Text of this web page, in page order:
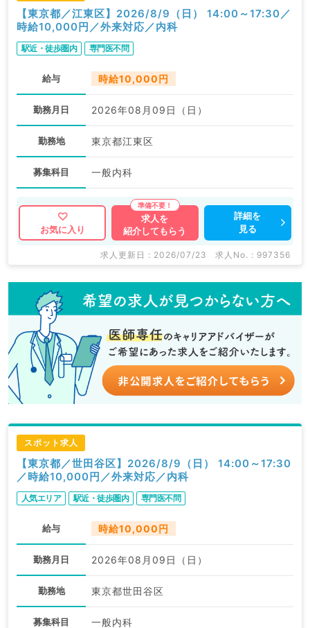
【東京都／江東区】2026/8/9（日） 14:00～17:30／
時給10,000円／外来対応／内科
駅近・徒歩圏内 専門医不問
給与 時給10,000円
勤務月日 2026年08月09日（日）
勤務地 東京都江東区
募集科目 一般内科
お気に入り
求人を
紹介してもらう
詳細を
見る
求人更新日 : 2026/07/23 求人No. : 997356
スポット求人
【東京都／世田谷区】2026/8/9（日） 14:00～17:30
／時給10,000円／外来対応／内科
人気エリア 駅近・徒歩圏内 専門医不問
給与 時給10,000円
勤務月日 2026年08月09日（日）
勤務地 東京都世田谷区
募集科目 一般内科